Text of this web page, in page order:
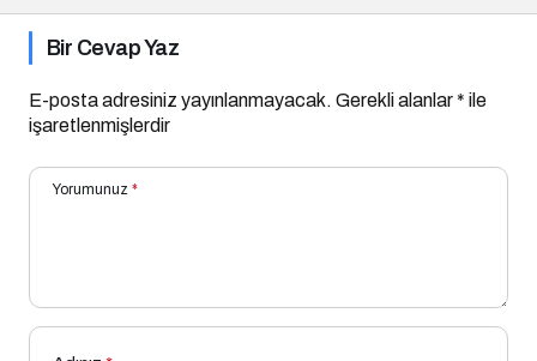
Bir Cevap Yaz
E-posta adresiniz yayınlanmayacak. Gerekli alanlar* ile
işaretlenmişlerdir
Yorumunuz *